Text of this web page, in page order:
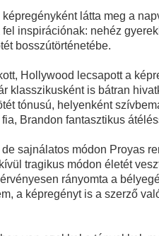
Motor City (2025) - Kritika
kulcsszereplő biztosan
legjobb száma (2026) -
leleplezés napja (2026) - Kritika
A Dutton család
látta meg a
inspirációnak: nehéz
bosszútörténetébe.
Hollywood lecsapott a
klasszikusként is bátran
tónusú, helyenként
Brandon fantasztikus
sajnálatos módon Proyas
tragikus módon életét
rányomta a
a képregényt is a szerző